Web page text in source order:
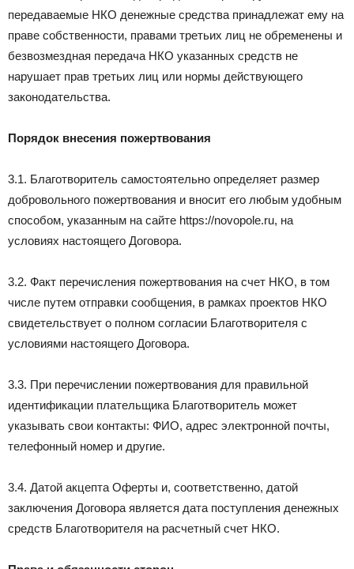
передаваемые НКО денежные средства принадлежат ему на
праве собственности, правами третьих лиц не обременены и
безвозмездная передача НКО указанных средств не
нарушает прав третьих лиц или нормы действующего
законодательства.
Порядок внесения пожертвования
3.1. Благотворитель самостоятельно определяет размер
добровольного пожертвования и вносит его любым удобным
способом, указанным на сайте https://novopole.ru, на
условиях настоящего Договора.
3.2. Факт перечисления пожертвования на счет НКО, в том
числе путем отправки сообщения, в рамках проектов НКО
свидетельствует о полном согласии Благотворителя с
условиями настоящего Договора.
3.3. При перечислении пожертвования для правильной
идентификации плательщика Благотворитель может
указывать свои контакты: ФИО, адрес электронной почты,
телефонный номер и другие.
3.4. Датой акцепта Оферты и, соответственно, датой
заключения Договора является дата поступления денежных
средств Благотворителя на расчетный счет НКО.